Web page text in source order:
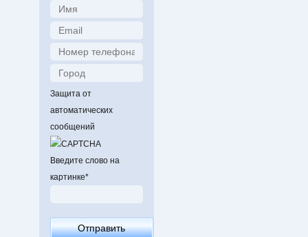
Защита от
автоматических
сообщений
Введите слово на
картинке*